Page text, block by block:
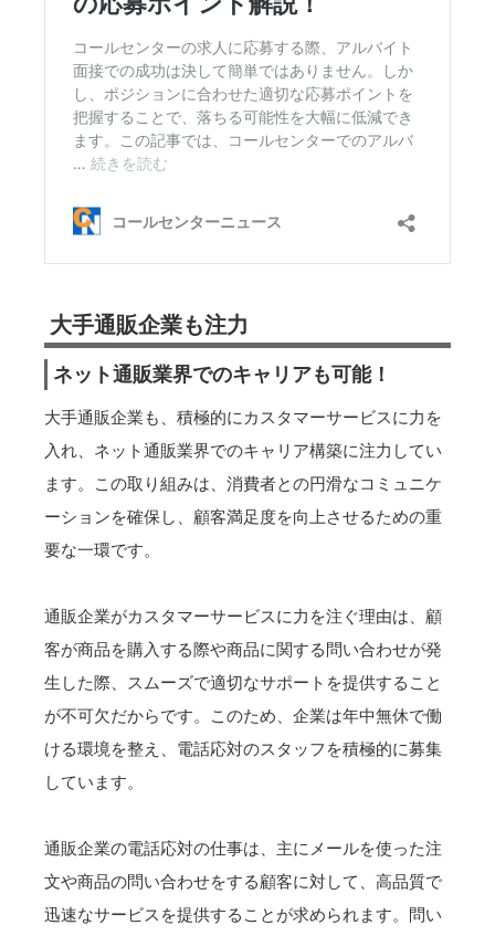
大手通販企業も注力
ネット通販業界でのキャリアも可能！
大手通販企業も、積極的にカスタマーサービスに力を
入れ、ネット通販業界でのキャリア構築に注力してい
ます。この取り組みは、消費者との円滑なコミュニケ
ーションを確保し、顧客満足度を向上させるための重
要な一環です。
通販企業がカスタマーサービスに力を注ぐ理由は、顧
客が商品を購入する際や商品に関する問い合わせが発
生した際、スムーズで適切なサポートを提供すること
が不可欠だからです。このため、企業は年中無休で働
ける環境を整え、電話応対のスタッフを積極的に募集
しています。
通販企業の電話応対の仕事は、主にメールを使った注
文や商品の問い合わせをする顧客に対して、高品質で
迅速なサービスを提供することが求められます。問い